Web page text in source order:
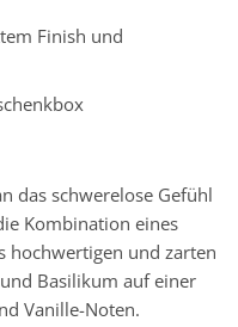
Finish und
das schwerelose Gefühl
Kombination eines
hochwertigen und zarten
Basilikum auf einer
Vanille-Noten.